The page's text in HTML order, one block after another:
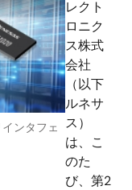
ンタフェ
レクト
ロニク
ス株式
会社
（以下
ルネサ
ス）
は、こ
のた
び、第2